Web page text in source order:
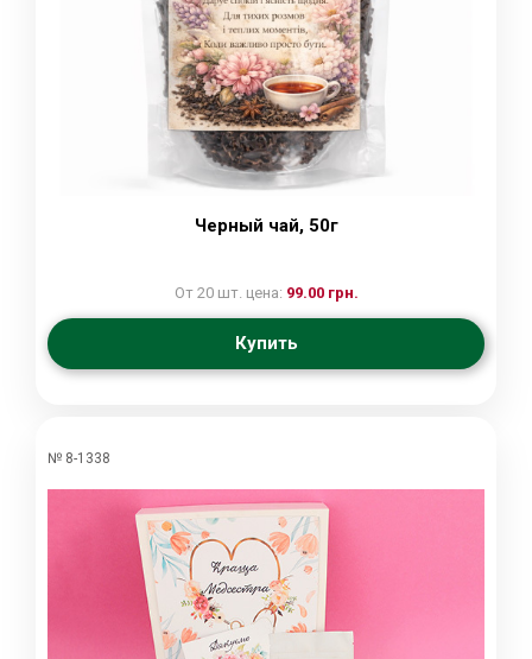
Черный чай, 50г
От 20 шт. цена: 99.00 грн.
Купить
№ 8-1338